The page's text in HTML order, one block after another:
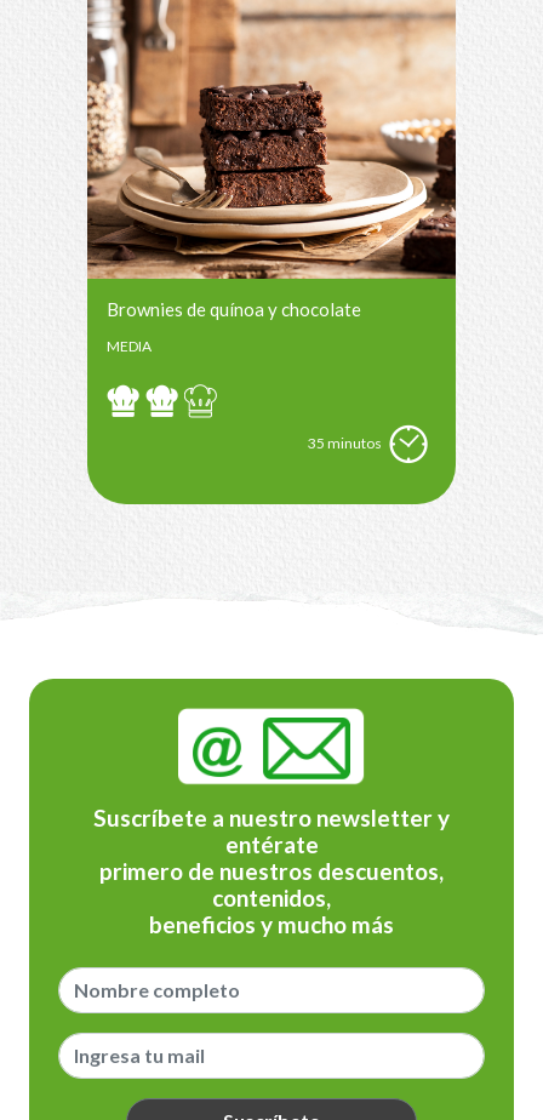
Brownies de quínoa y chocolate
MEDIA
35 minutos
Suscríbete a nuestro newsletter y
entérate
primero de nuestros descuentos,
contenidos,
beneficios y mucho más